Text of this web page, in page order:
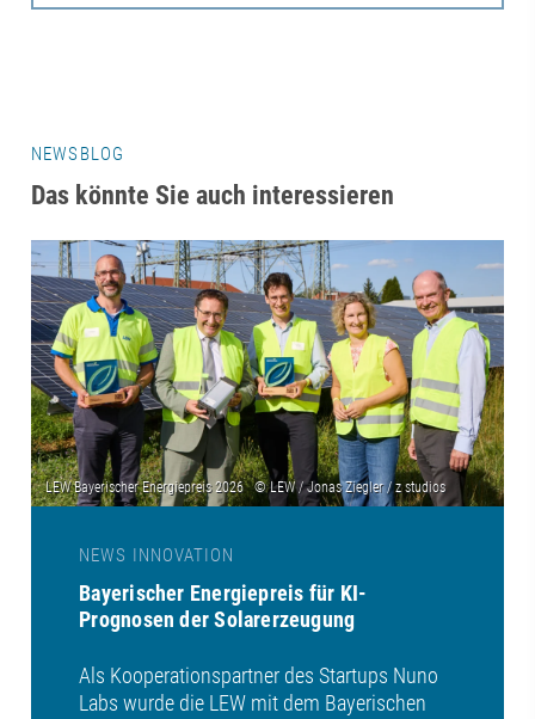
NEWSBLOG
Das könnte Sie auch interessieren
NEWS INNOVATION
Bayerischer Energiepreis für KI-
Prognosen der Solarerzeugung
Als Kooperationspartner des Startups Nuno
Labs wurde die LEW mit dem Bayerischen